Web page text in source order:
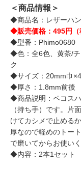
＜商品情報＞
◆商品名：レザーハン
◆販売価格：495円（
◆型番：Phimo0680
◆色：全6色、黄茶/チ
ク
◆サイズ：20mm巾
◆厚さ：1.8mm前後
◆商品説明：ペコス
（持ち手）です。片
けてカシメで止める
厚なので軽めのトー
で磨いてからお使いく
◆内容：2本1セット